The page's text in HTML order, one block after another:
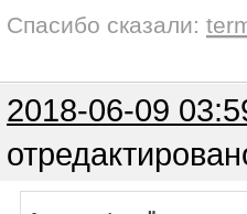
Спасибо сказали:
2018-06-09